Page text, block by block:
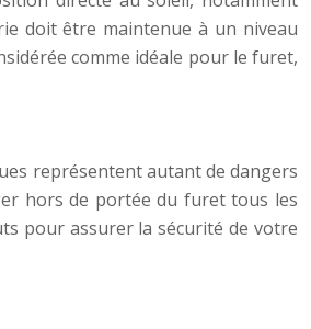
doit être maintenue à un niveau
comme idéale pour le furet,
représentent autant de dangers
hors de portée du furet tous les
pour assurer la sécurité de votre